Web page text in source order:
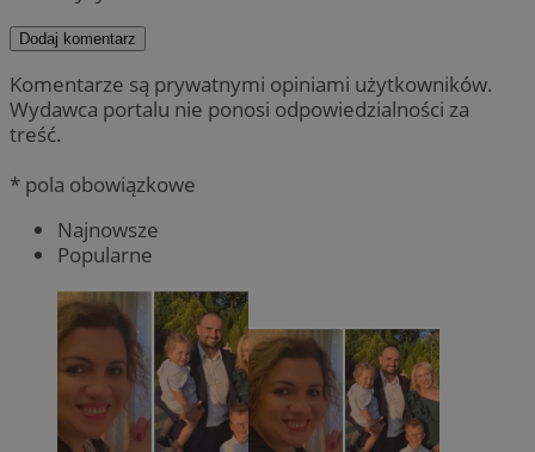
Dodaj komentarz
Komentarze są prywatnymi opiniami użytkowników.
Wydawca portalu nie ponosi odpowiedzialności za
treść.
* pola obowiązkowe
Najnowsze
Popularne